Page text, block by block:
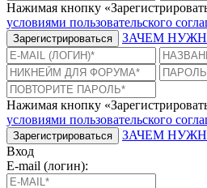
Нажимая кнопку
условиями пользовательского
Зарегистрироваться ЗАЧЕМ
Нажимая кнопку
условиями пользовательского
Зарегистрироваться
ЗАЧЕМ
Вход
E-mail (логин):